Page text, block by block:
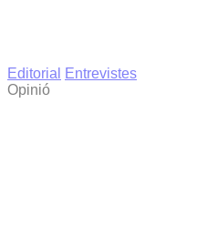
Editorial
Entrevistes
Opinió